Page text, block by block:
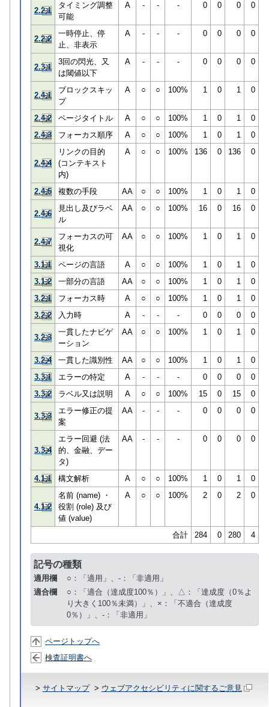
2.2.1
タイミング調整
可能
A - - - 0 0 0 0
2.2.2
一時停止、停
止、非表示
A - - - 0 0 0 0
2.3.1
3回の閃光、又
は閾値以下
A - - - 0 0 0 0
2.4.1
ブロックスキッ
プ
A ○ ○ 100% 1 0 1 0
2.4.2 ページタイトル A ○ ○ 100% 1 0 1
0
2.4.3
フォーカス順序 A ○ ○ 100% 1 0 1 0
2.4.4
リンクの目的
(コンテキスト
内)
A ○ ○ 100% 136 0 136 0
2.4.5 複数の手段 AA ○ ○ 100% 1 0 1 0
2.4.6
見出し及びラベ
ル
AA ○ ○ 100% 16 0 16 0
2.4.7
フォーカスの可
視化
AA ○ ○ 100% 1 0 1 0
3.1.1 ページの言語 A ○ ○ 100% 1 0 1
0
3.1.2
一部分の言語 AA ○ ○ 100% 1 0 1
0
3.2.1
フォーカス時 A ○ ○ 100% 1 0 1
0
3.2.2
入力時 A - - - 0 0 0 0
3.2.3
一貫したナビゲ
ーション
AA ○ ○ 100% 1 0 1 0
3.2.4 一貫した識別性 AA ○ ○ 100% 1 0 1
0
3.3.1
エラーの特定 A - - - 0 0 0
0
3.3.2
ラベル又は説明 A ○ ○ 100% 15 0 15 0
3.3.3
エラー修正の提
案
AA - - - 0 0 0 0
3.3.4
エラー回避 (法
的、金融、デー
タ)
AA - - - 0 0 0 0
4.1.1 構文解析 A ○ ○ 100% 1 0 1 0
4.1.2
名前 (name) ・
役割 (role) 及び
値 (value)
A ○ ○ 100% 2 0 2 0
合計 284 0 280 4
記号の種類
適用欄
○：「適用」、-：「非適用」
適合欄
○：「適合（達成度100％）」、△：「達成度（0％よ
り大きく100％未満）」、×：「不適合（達成度
0％）」、-：「非適用」
ページトップへ
検査証明書へ
> サイトマップ> ウェブアクセシビリティに関するご意見